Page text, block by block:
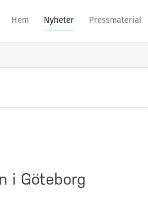
Hem Nyheter Pressmaterial
i Göteborg